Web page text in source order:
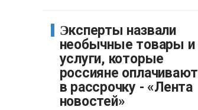
Эксперты назвали
необычные товары и
услуги, которые
россияне оплачивают
в рассрочку - «Лента
новостей»